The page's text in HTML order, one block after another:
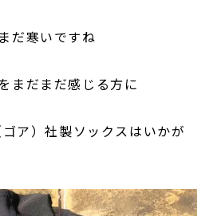
だ寒いですね
まだまだ感じる方に
ア）社製ソックスはいかが